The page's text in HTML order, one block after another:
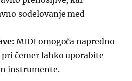
sodelovanje med
MIDI omogoča napredno
pri čemer lahko uporabite
instrumente.